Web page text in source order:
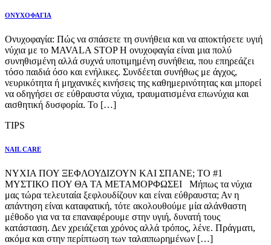
ΟΝΥΧΟΦΑΓΙΑ
Ονυχοφαγία: Πώς να σπάσετε τη συνήθεια και να αποκτήσετε υγιή
νύχια με το MAVALA STOP Η ονυχοφαγία είναι μια πολύ
συνηθισμένη αλλά συχνά υποτιμημένη συνήθεια, που επηρεάζει
τόσο παιδιά όσο και ενήλικες. Συνδέεται συνήθως με άγχος,
νευρικότητα ή μηχανικές κινήσεις της καθημερινότητας και μπορεί
να οδηγήσει σε εύθραυστα νύχια, τραυματισμένα επωνύχια και
αισθητική δυσφορία. Το […]
TIPS
NAIL CARE
ΝΥΧΙΑ ΠΟΥ ΞΕΦΛΟΥΔΙΖΟΥΝ ΚΑΙ ΣΠΑΝΕ; ΤΟ #1
ΜΥΣΤΙΚΟ ΠΟΥ ΘΑ ΤΑ ΜΕΤΑΜΟΡΦΩΣΕΙ Μήπως τα νύχια
μας τώρα τελευταία ξεφλουδίζουν και είναι εύθραυστα; Αν η
απάντηση είναι καταφατική, τότε ακολουθούμε μία αλάνθαστη
μέθοδο για να τα επαναφέρουμε στην υγιή, δυνατή τους
κατάσταση. Δεν χρειάζεται χρόνος αλλά τρόπος, λένε. Πράγματι,
ακόμα και στην περίπτωση των ταλαιπωρημένων […]